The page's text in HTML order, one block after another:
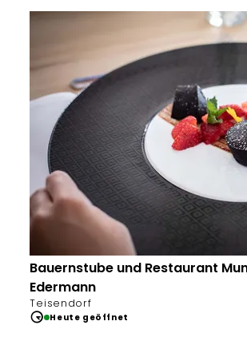
Bauernstube und Restaurant
Edermann
Teisendorf
Heute geöffnet